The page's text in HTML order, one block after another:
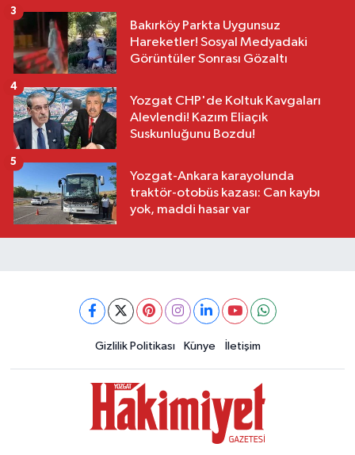
Bakırköy Parkta Uygunsuz
Hareketler! Sosyal Medyadaki
Görüntüler Sonrası Gözaltı
3
Yozgat CHP'de Koltuk Kavgaları
Alevlendi! Kazım Eliaçık
Suskunluğunu Bozdu!
4
Yozgat-Ankara karayolunda
traktör-otobüs kazası: Can kaybı
yok, maddi hasar var
5
Gizlilik Politikası Künye İletişim